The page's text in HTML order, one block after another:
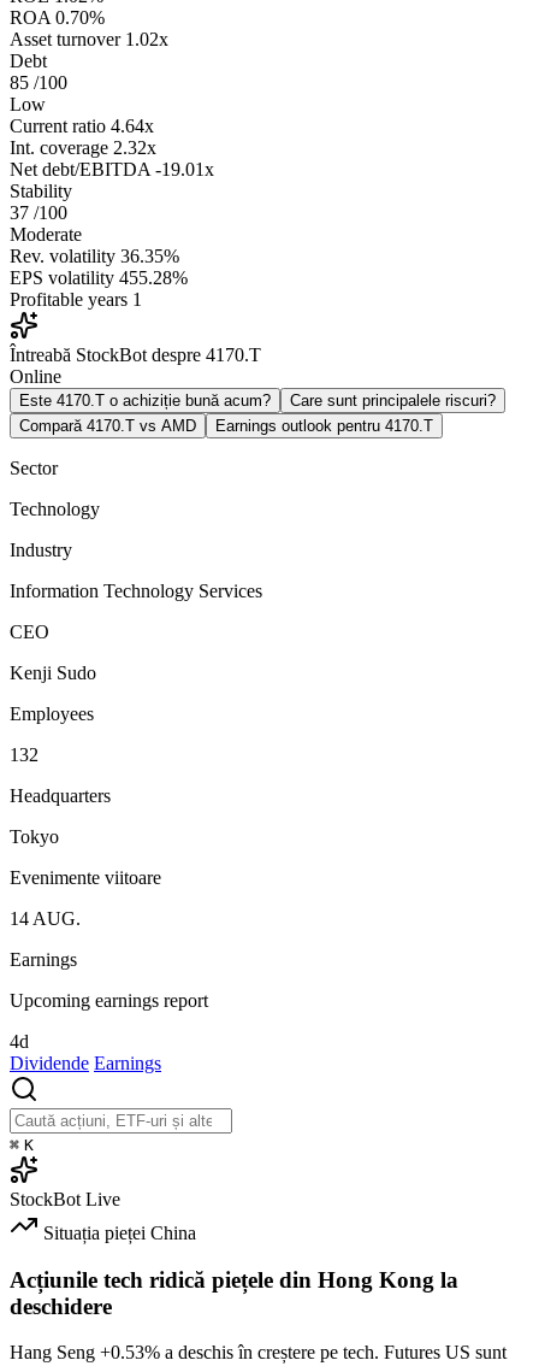
ROA 0.70%
Asset turnover 1.02x
Debt
85 /100
Low
Current ratio 4.64x
Int. coverage 2.32x
Net debt/EBITDA -19.01x
Stability
37 /100
Moderate
Rev. volatility 36.35%
EPS volatility 455.28%
Profitable years 1
Întreabă StockBot despre 4170.T
Online
Este 4170.T o achiziție bună acum?
Care sunt principalele riscuri?
Compară 4170.T vs AMD
Earnings outlook pentru 4170.T
Sector
Technology
Industry
Information Technology Services
CEO
Kenji Sudo
Employees
132
Headquarters
Tokyo
Evenimente viitoare
14 AUG.
Earnings
Upcoming earnings report
4d
Dividende Earnings
⌘ K
StockBot Live
Situația pieței China
Acțiunile tech ridică piețele din Hong Kong la
deschidere
Hang Seng +0.53% a deschis în creștere pe tech. Futures US sunt